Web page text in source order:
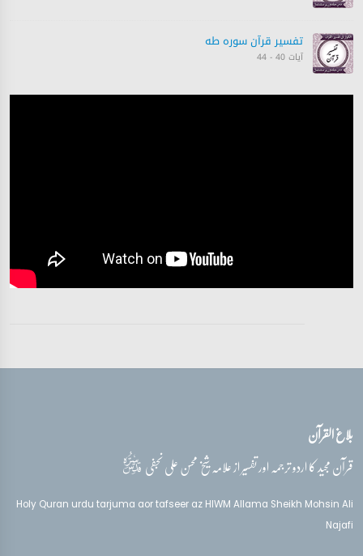
تفسیر قرآن سورہ ‎طه
آیات 40 - 44
تفسیر قرآن سورہ ‎طه
تفسیر قرآن سورہ ‎طه
بلاغ القرآن
قرآن مجید کا اردو ترجمہ اور تفسیر از علامہ شیخ محسن علی نجفیقدس‌سره
Holy Quran urdu tarjuma aor tafseer az HIWM Allama Sheikh Mohsin Ali
Najafi